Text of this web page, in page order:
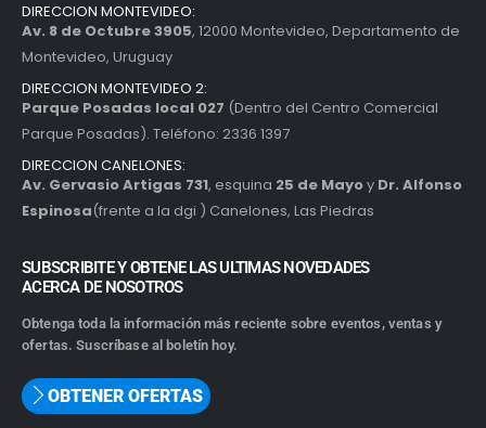
DIRECCION MONTEVIDEO:
Av. 8 de Octubre 3905, 12000 Montevideo, Departamento de
Montevideo, Uruguay
DIRECCION MONTEVIDEO 2:
Parque Posadas local 027 (Dentro del Centro Comercial
Parque Posadas). Teléfono: 2336 1397
DIRECCION CANELONES:
Av. Gervasio Artigas 731, esquina 25 de Mayoy Dr. Alfonso
Espinosa(frente a la dgi ) Canelones, Las Piedras
SUBSCRIBITE Y OBTENE LAS ULTIMAS NOVEDADES
ACERCA DE NOSOTROS
Obtenga toda la información más reciente sobre eventos, ventas y
ofertas. Suscríbase al boletín hoy.
OBTENER OFERTAS